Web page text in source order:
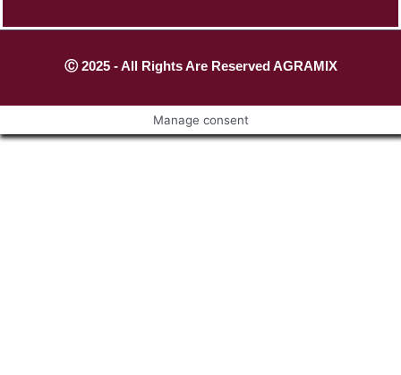
Ⓒ 2025 - All Rights Are Reserved AGRAMIX
Manage consent